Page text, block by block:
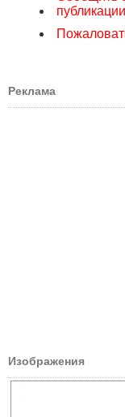
публикации
Реклама
Изображения